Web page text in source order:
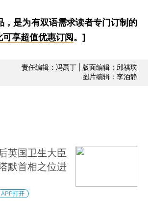
，是为有双语需求读者专门订制的
可享超值优惠订阅 。]
责任编辑：冯禹丁 | 版面编辑：邱祺璞
图片编辑：李泊静
英国卫生大臣
默首相之位进
APP打开